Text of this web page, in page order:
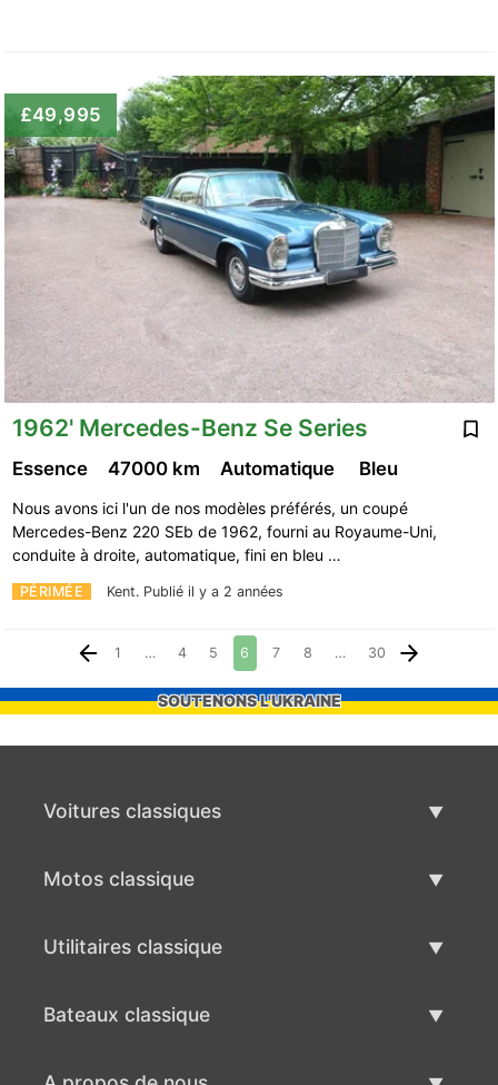
£49,995
1962' Mercedes-Benz Se Series
PÉRIMÉE Kent. Publié il y a 2 années
Essence 47000 km Automatique Bleu
Nous avons ici l'un de nos modèles préférés, un coupé
Mercedes-Benz 220 SEb de 1962, fourni au Royaume-Uni,
conduite à droite, automatique, fini en bleu …
1 … 4 5 6 7 8 … 30
SOUTENONS L'UKRAINE
Voitures classiques
Motos classique
Utilitaires classique
Bateaux classique